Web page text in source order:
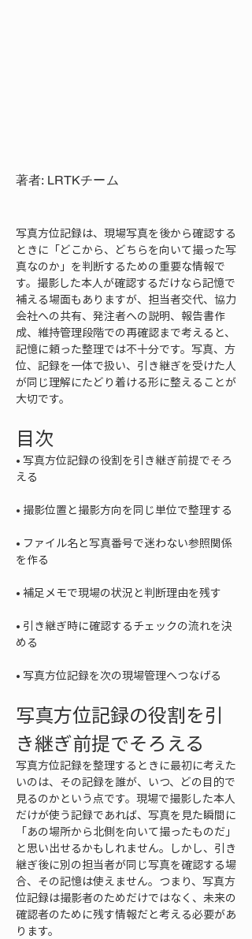
著者: LRTKチーム
写真方位記録は、現場写真を後から確認する
ときに「どこから、どちらを向いて撮った写
真なのか」を判断するための重要な情報で
す。撮影した本人が確認するだけなら記憶で
補える場面もありますが、担当者交代、協力
会社への共有、発注者への説明、報告書作
成、維持管理段階での再確認まで考えると、
記憶に頼った整理では不十分です。写真、方
位、記録を一体で扱い、引き継ぎを受けた人
が同じ理解にたどり着ける形に整えることが
大切です。
目次
• 写真方位記録の役割を引き継ぎ前提でそろ
•
• ファイル名と写真番号で迷わない参照関係
•
• 引き継ぎ時に確認するチェックの流れを決
• 写真方位記録を次の現場管理へつなげる
写真方位記録の役割を引
き継ぎ前提でそろえる
写真方位記録を整理するときに最初に考えた
いのは、その記録を誰が、いつ、どの目的で
見るのかという点です。現場で撮影した本人
だけが使う記録であれば、写真を見た瞬間に
「あの場所から北側を向いて撮ったものだ」
と思い出せるかもしれません。しかし、引き
継ぎ後に別の担当者が同じ写真を確認する場
合、その記憶は使えません。つまり、写真方
位記録は撮影者のためだけではなく、未来の
確認者のために残す情報だと考える必要があ
ります。